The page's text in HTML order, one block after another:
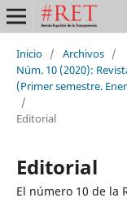
Inicio / Archivos /
Núm. 10 (2020):
(Primer semestre.
/
Editorial
Editorial
El número 10 de la